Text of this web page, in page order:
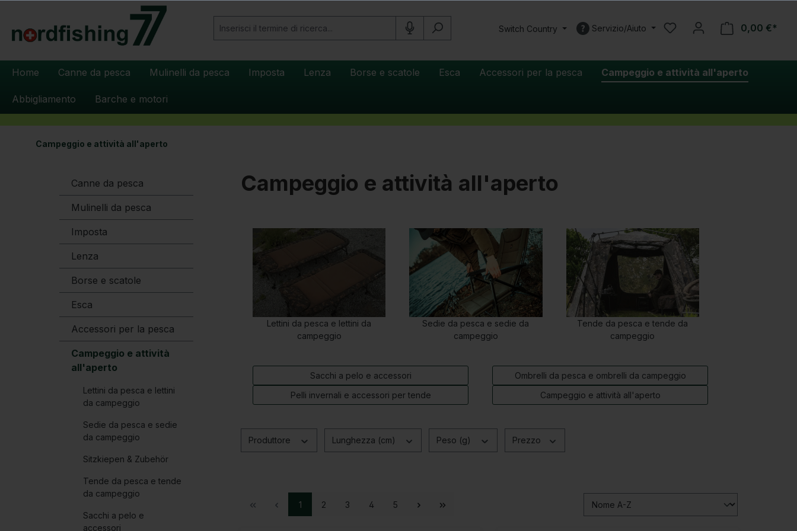
Passa alla navigazione principale
Switch Country
Servizio/Aiuto 0,00 €*
Home Canne da pesca Mulinelli da pesca Imposta Lenza Borse e scatole Esca Accessori per la pesca Campeggio e attività all'aperto
Abbigliamento Barche e motori
Campeggio e attività all'aperto
Canne da pesca
Mulinelli da pesca
Imposta
Lenza
Borse e scatole
Esca
Accessori per la pesca
Campeggio e attività
all'aperto
Lettini da pesca e lettini
da campeggio
Sedie da pesca e sedie
da campeggio
Sitzkiepen & Zubehör
Tende da pesca e tende
da campeggio
Sacchi a pelo e
accessori
Campeggio e attività all'aperto
Lettini da pesca e lettini da
campeggio
Sedie da pesca e sedie da
campeggio
Tende da pesca e tende da
campeggio
Sacchi a pelo e accessori
Ombrelli da pesca e ombrelli da campeggio
Pelli invernali e accessori per tende
Campeggio e attività all'aperto
Produttore Lunghezza (cm) Peso (g) Prezzo
1 2 3 4 5